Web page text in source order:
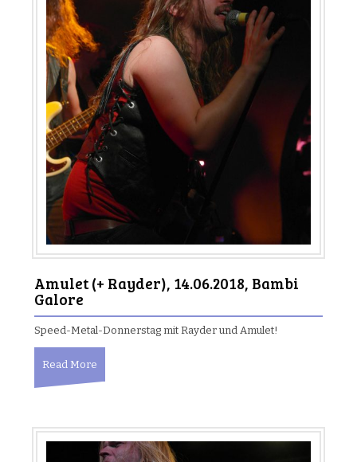
Amulet (+ Rayder), 14.06.2018, Bambi
Galore
Speed-Metal-Donnerstag mit Rayder und Amulet!
Read More